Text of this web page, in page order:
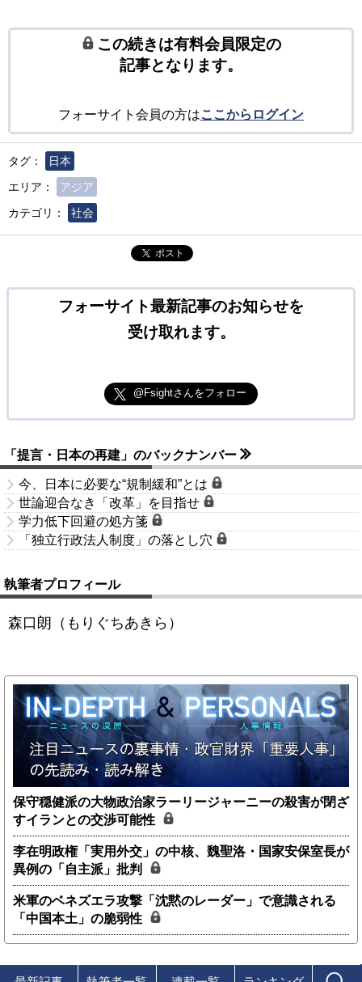
この続きは有料会員限定の
記事となります。
フォーサイト会員の方はここからログイン
タグ：
日本
エリア：
アジア
カテゴリ：
社会
ポスト
フォーサイト最新記事のお知らせを
受け取れます。
@Fsightさんをフォロー
「提言・日本の再建」のバックナンバー
今、日本に必要な“規制緩和”とは
世論迎合なき「改革」を目指せ
学力低下回避の処方箋
「独立行政法人制度」の落とし穴
執筆者プロフィール
森口朗（もりぐちあきら）
保守穏健派の大物政治家ラーリージャーニーの殺害が閉ざ
すイランとの交渉可能性
李在明政権「実用外交」の中核、魏聖洛・国家安保室長が
異例の「自主派」批判
米軍のベネズエラ攻撃「沈黙のレーダー」で意識される
「中国本土」の脆弱性